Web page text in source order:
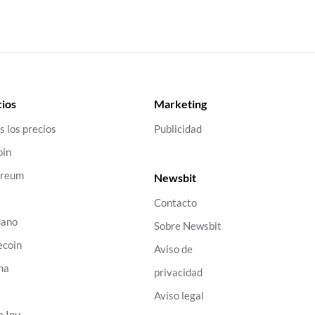
los precios
Marketing
Publicidad
Newsbit
Contacto
Sobre Newsbit
Aviso de
privacidad
Aviso legal